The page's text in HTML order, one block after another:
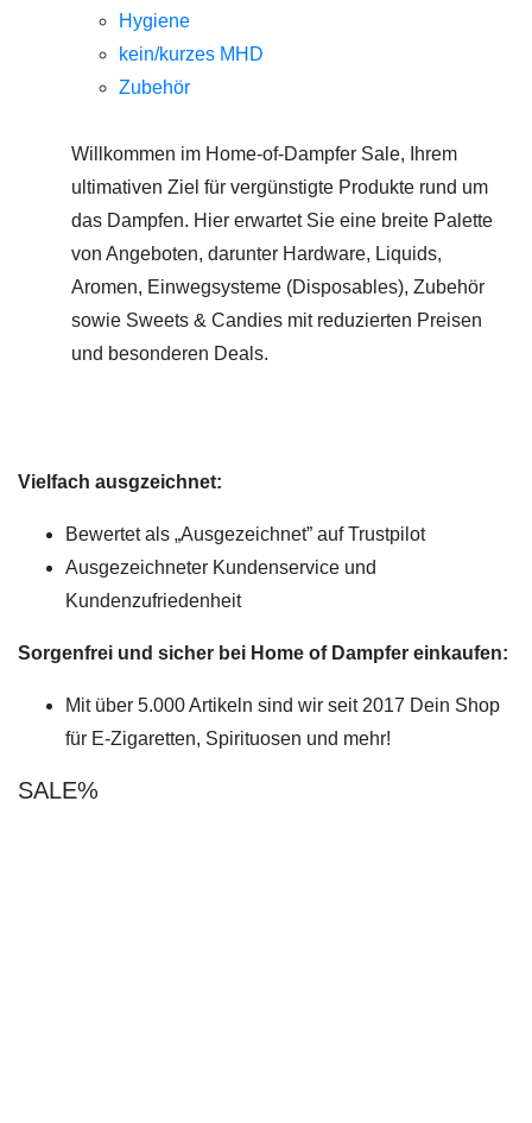
Hygiene
kein/kurzes MHD
Zubehör
Willkommen im Home-of-Dampfer Sale, Ihrem
ultimativen Ziel für vergünstigte Produkte rund um
das Dampfen. Hier erwartet Sie eine breite Palette
von Angeboten, darunter Hardware, Liquids,
Aromen, Einwegsysteme (Disposables), Zubehör
sowie Sweets & Candies mit reduzierten Preisen
und besonderen Deals.
Vielfach ausgzeichnet:
Bewertet als „Ausgezeichnet” auf Trustpilot
Ausgezeichneter Kundenservice und
Kundenzufriedenheit
Sorgenfrei und sicher bei Home of Dampfer einkaufen:
Mit über 5.000 Artikeln sind wir seit 2017 Dein Shop
für E-Zigaretten, Spirituosen und mehr!
SALE%